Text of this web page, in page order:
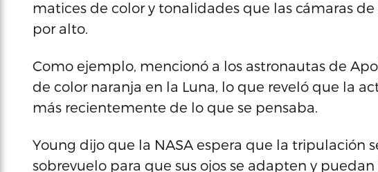
matices de color y tonalidades que las cámaras
por alto.
Como ejemplo, mencionó a los astronautas de
de color naranja en la Luna, lo que reveló que la
más recientemente de lo que se pensaba.
Young dijo que la NASA espera que la tripulación
sobrevuelo para que sus ojos se adapten y